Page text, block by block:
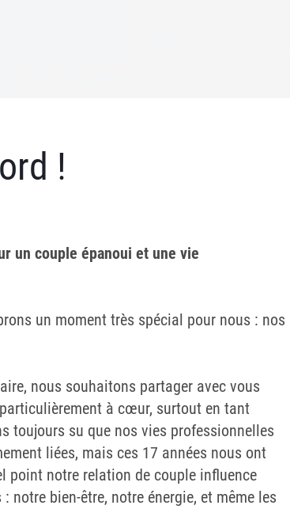
!
un couple épanoui et une vie
un moment très spécial pour nous : nos
nous souhaitons partager avec vous
à cœur, surtout en tant
toujours su que nos vies professionnelles
liées, mais ces 17 années nous ont
point notre relation de couple influence
notre bien-être, notre énergie, et même les